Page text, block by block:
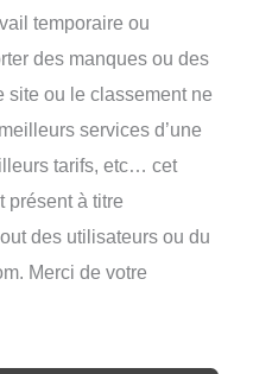
temporaire ou
des manques ou des
site ou le classement ne
services d’une
tarifs, etc… cet
présent à titre
des utilisateurs ou du
Merci de votre